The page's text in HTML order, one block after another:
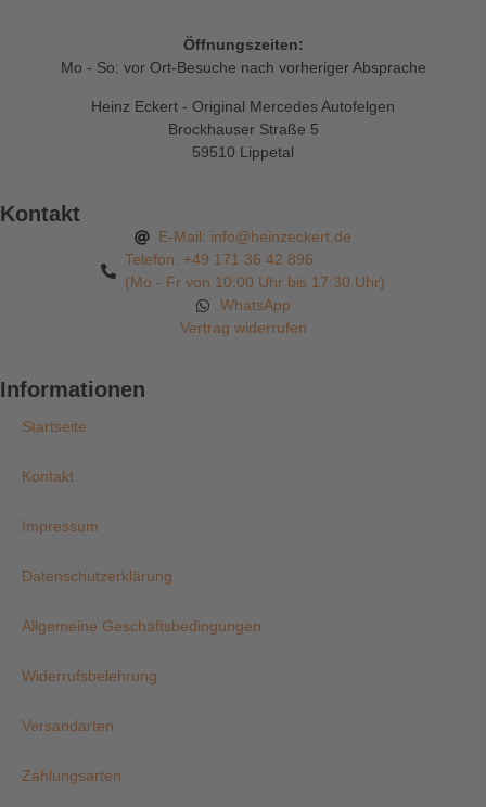
Öffnungszeiten:
Mo - So: vor Ort-Besuche nach vorheriger Absprache
Heinz Eckert - Original Mercedes Autofelgen
Brockhauser Straße 5
59510 Lippetal
Kontakt
E-Mail: info@heinzeckert.de
Telefon: +49 171 36 42 896
(Mo - Fr von 10:00 Uhr bis 17:30 Uhr)
WhatsApp
Vertrag widerrufen
Informationen
Startseite
Kontakt
Impressum
Datenschutzerklärung
Allgemeine Geschäftsbedingungen
Widerrufsbelehrung
Versandarten
Zahlungsarten